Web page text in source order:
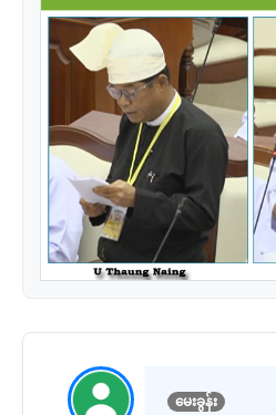
မေးခွန်း